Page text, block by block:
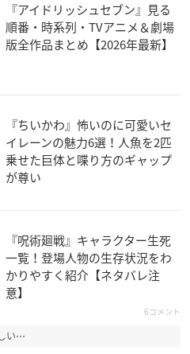
『アイドリッシュセブン』見る
順番・時系列・TVアニメ＆劇場
版全作品まとめ【2026年最新】
『ちいかわ』怖いのに可愛いセ
イレーンの魅力6選！人魚を2匹
乗せた巨体と喋り方のギャップ
が尊い
『呪術廻戦』キャラクター生死
一覧！登場人物の生存状況をわ
かりやすく紹介【ネタバレ注
意】
6コメント
い⋯